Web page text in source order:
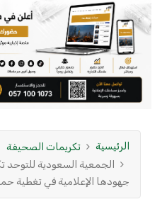
الرئيسية
تكريمات الصحيفة
الجمعية السعودية للتوحد
جهودها الإعلامية في تغطية حملة